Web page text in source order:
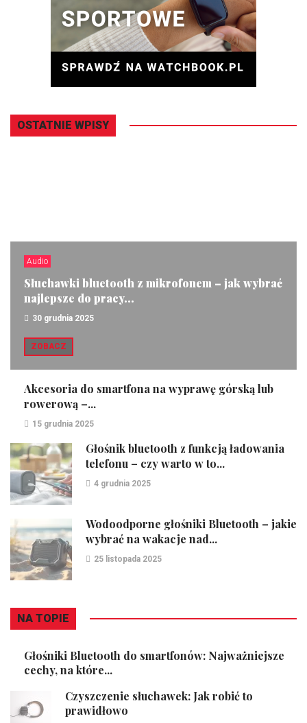
OSTATNIE WPISY
Audio
Słuchawki bluetooth z mikrofonem – jak wybrać
najlepsze do pracy...
30 grudnia 2025
ZOBACZ
Akcesoria do smartfona na wyprawę górską lub
rowerową –...
15 grudnia 2025
Głośnik bluetooth z funkcją ładowania
telefonu – czy warto w to...
4 grudnia 2025
Wodoodporne głośniki Bluetooth – jakie
wybrać na wakacje nad...
25 listopada 2025
NA TOPIE
Głośniki Bluetooth do smartfonów: Najważniejsze
cechy, na które...
Czyszczenie słuchawek: Jak robić to
prawidłowo